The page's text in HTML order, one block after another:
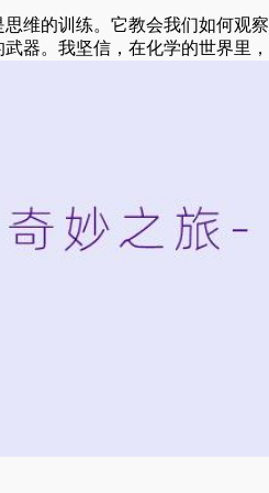
维的训练。它教会我们如何观
器。我坚信，在化学的世界里